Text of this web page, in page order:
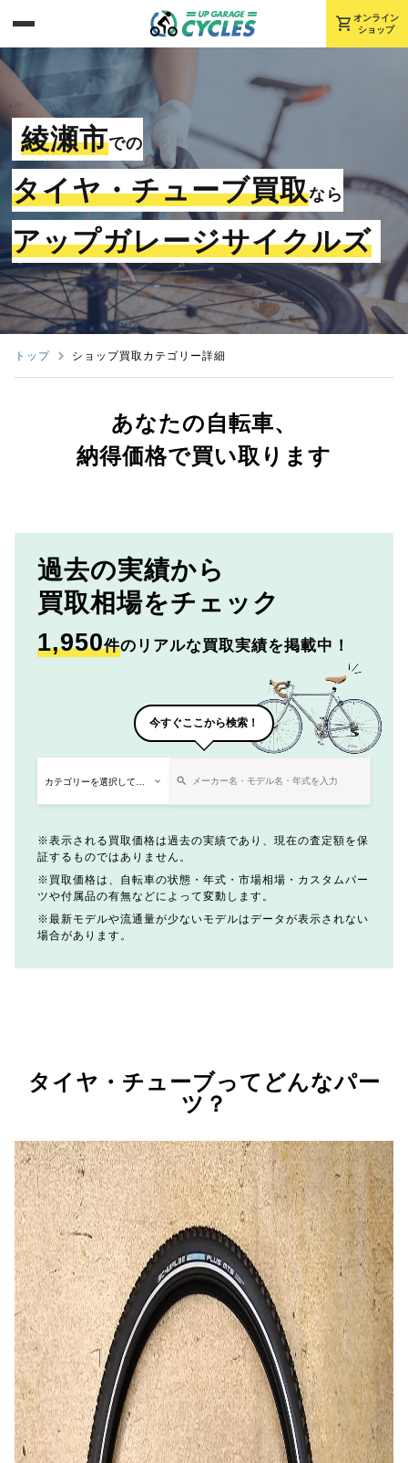
shopping_cart オンライン
ショップ
綾瀬市での
タイヤ・チューブ買取なら
アップガレージサイクルズ
トップ ショップ買取カテゴリー詳細
あなたの自転車、
納得価格で買い取ります
過去の実績から
買取相場をチェック
1,950件のリアルな買取実績を掲載中！
今すぐここから検索！
表示される買取価格は過去の実績であり、現在の査定額を保
証するものではありません。
買取価格は、自転車の状態・年式・市場相場・カスタムパー
ツや付属品の有無などによって変動します。
最新モデルや流通量が少ないモデルはデータが表示されない
場合があります。
タイヤ・チューブってどんなパー
ツ？